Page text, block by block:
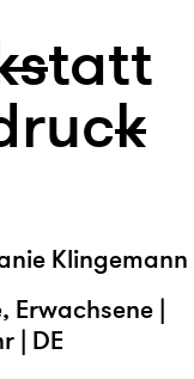
statt
k
Klingemann
Erwachsene |
| DE